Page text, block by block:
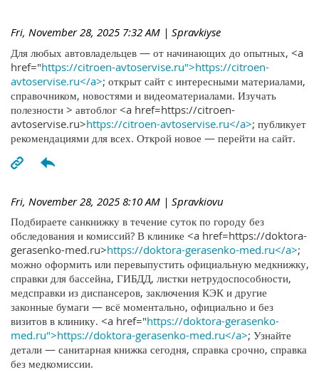
Fri, November 28, 2025 7:32 AM | Spravkiyse
Для любых автовладельцев — от начинающих до опытных, <a
href="https://citroen-avtoservise.ru">https://citroen-
avtoservise.ru</a>; открыт сайт с интересными материалами,
справочником, новостями и видеоматериалами. Изучать
полезности > автоблог <a href=https://citroen-
avtoservise.ru>https://citroen-avtoservise.ru</a>; публикует
рекомендациями для всех. Открой новое — перейти на сайт.
Fri, November 28, 2025 8:10 AM | Spravkiovu
Подбираете санкнижку в течение суток по городу без
обследования и комиссий? В клинике <a href=https://doktora-
gerasenko-med.ru>https://doktora-gerasenko-med.ru</a>;
можно оформить или перевыпустить официальную медкнижку,
справки для бассейна, ГИБДД, листки нетрудоспособности,
медсправки из диспансеров, заключения КЭК и другие
законные бумаги — всё моментально, официально и без
визитов в клинику. <a href="https://doktora-gerasenko-
med.ru">https://doktora-gerasenko-med.ru</a>; Узнайте
детали — санитарная книжка сегодня, справка срочно, справка
без медкомиссии.